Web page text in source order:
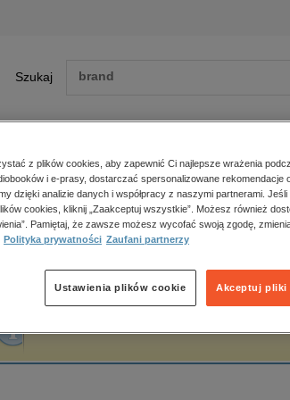
Szukaj
polityka, społeczno-informacyjne
psychologiczne
popularno-naukowe
historia
główna Joanna Chmura
Chmura
z plików cookies, aby zapewnić Ci najlepsze wrażenia
i e-prasy, dostarczać spersonalizowane rekomendacje
dzięki analizie danych i współpracy z naszymi partnerami.
cookies, kliknij „Zaakceptuj wszystkie”. Możesz również
Pamiętaj, że zawsze możesz wycofać swoją zgodę,
Polityka prywatności Zaufani partnerzy
Akceptuj pliki
Ustawienia plików cookie